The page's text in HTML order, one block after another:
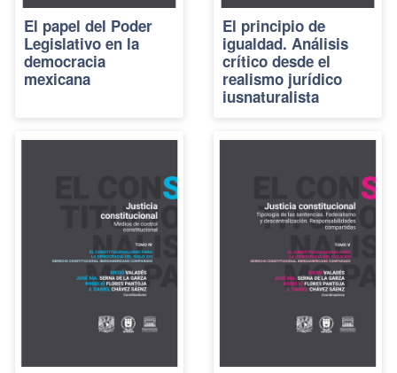
El papel del Poder
Legislativo en la
democracia
mexicana
El principio de
igualdad. Análisis
crítico desde el
realismo jurídico
iusnaturalista